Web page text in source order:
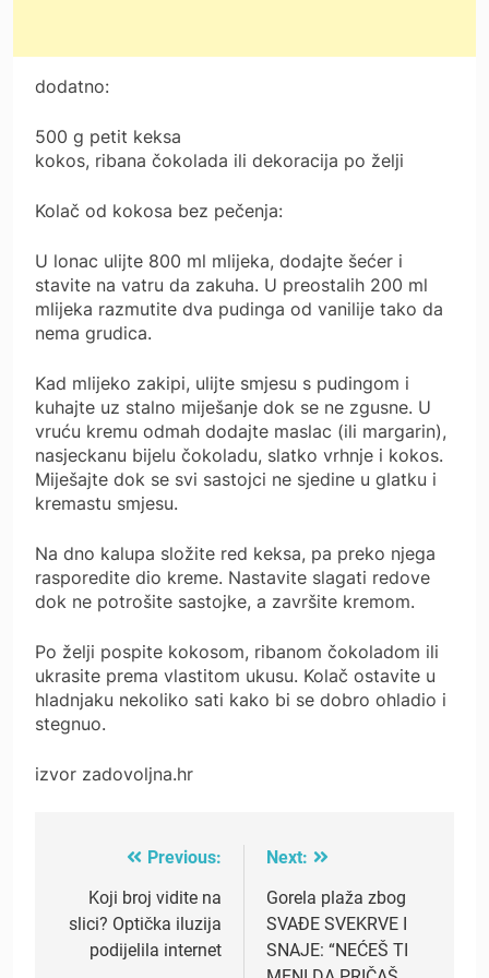
dodatno:
500 g petit keksa
kokos, ribana čokolada ili dekoracija po želji
Kolač od kokosa bez pečenja:
U lonac ulijte 800 ml mlijeka, dodajte šećer i
stavite na vatru da zakuha. U preostalih 200 ml
mlijeka razmutite dva pudinga od vanilije tako da
nema grudica.
Kad mlijeko zakipi, ulijte smjesu s pudingom i
kuhajte uz stalno miješanje dok se ne zgusne. U
vruću kremu odmah dodajte maslac (ili margarin),
nasjeckanu bijelu čokoladu, slatko vrhnje i kokos.
Miješajte dok se svi sastojci ne sjedine u glatku i
kremastu smjesu.
Na dno kalupa složite red keksa, pa preko njega
rasporedite dio kreme. Nastavite slagati redove
dok ne potrošite sastojke, a završite kremom.
Po želji pospite kokosom, ribanom čokoladom ili
ukrasite prema vlastitom ukusu. Kolač ostavite u
hladnjaku nekoliko sati kako bi se dobro ohladio i
stegnuo.
izvor zadovoljna.hr
navigation
Previous:
Koji broj vidite na
slici? Optička iluzija
podijelila internet
Next:
Gorela plaža zbog
SVAĐE SVEKRVE I
SNAJE: “NEĆEŠ TI